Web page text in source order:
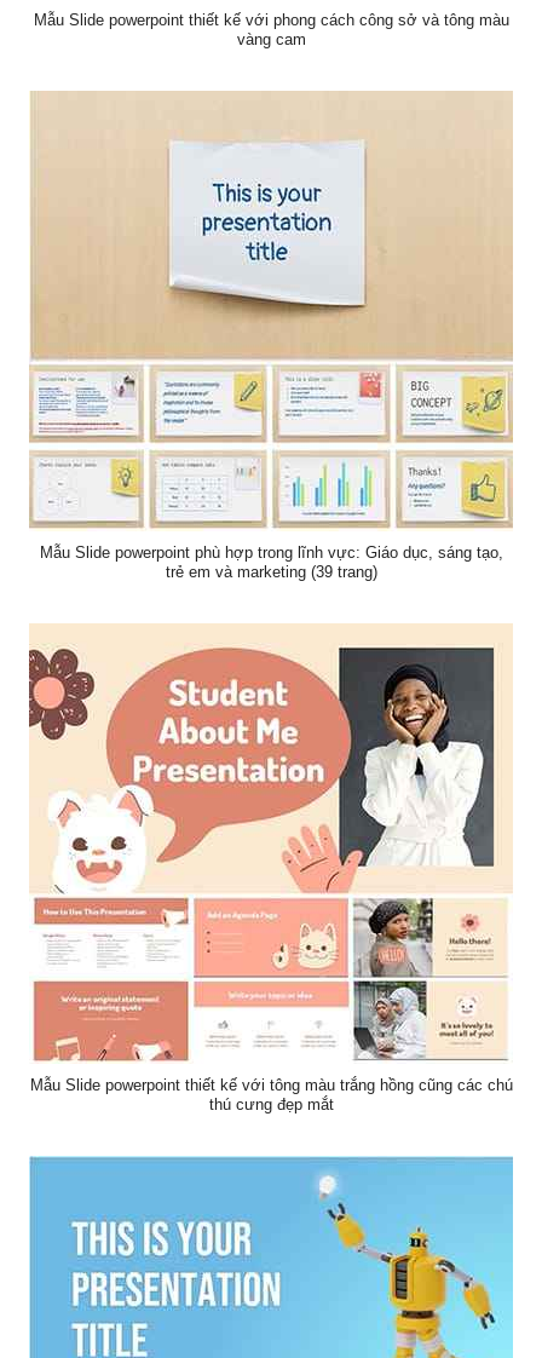
Mẫu Slide powerpoint thiết kế với phong cách công sở và tông màu
vàng cam
Mẫu Slide powerpoint phù hợp trong lĩnh vực: Giáo dục, sáng tạo,
trẻ em và marketing (39 trang)
Mẫu Slide powerpoint thiết kế với tông màu trắng hồng cũng các chú
thú cưng đẹp mắt